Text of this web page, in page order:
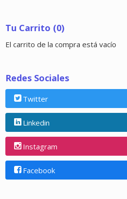
Tu Carrito (0)
El carrito de la compra está vacío
Redes Sociales
Twitter
Linkedin
Instagram
Facebook